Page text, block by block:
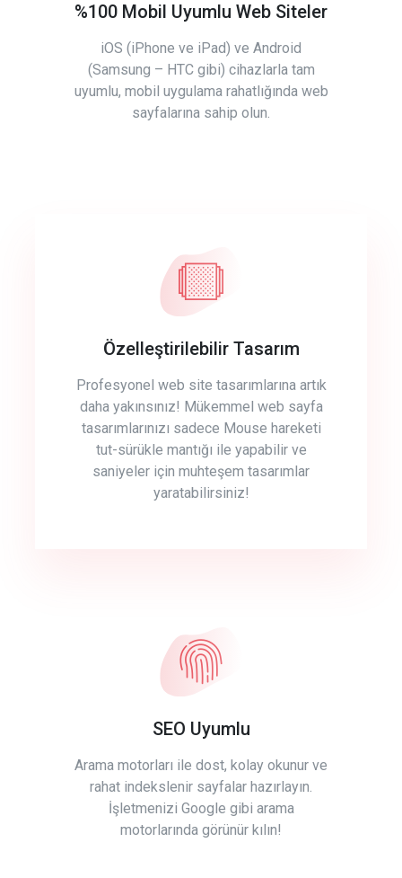
%100 Mobil Uyumlu Web Siteler
iOS (iPhone ve iPad) ve Android
(Samsung – HTC gibi) cihazlarla tam
uyumlu, mobil uygulama rahatlığında web
sayfalarına sahip olun.
Özelleştirilebilir Tasarım
Profesyonel web site tasarımlarına artık
daha yakınsınız! Mükemmel web sayfa
tasarımlarınızı sadece Mouse hareketi
tut-sürükle mantığı ile yapabilir ve
saniyeler için muhteşem tasarımlar
yaratabilirsiniz!
SEO Uyumlu
Arama motorları ile dost, kolay okunur ve
rahat indekslenir sayfalar hazırlayın.
İşletmenizi Google gibi arama
motorlarında görünür kılın!